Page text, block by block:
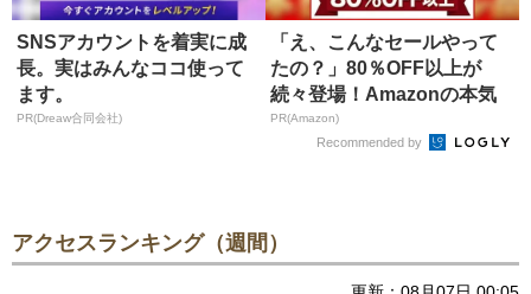
SNSアカウントを着実に成
長。実はみんなココ使って
ます。
PR(Dreaw合同会社)
「え、こんなセールやって
たの？」80％OFF以上が
続々登場！Amazonの本気
が...
PR(Amazon)
Recommended by
アクセスランキング（週間）